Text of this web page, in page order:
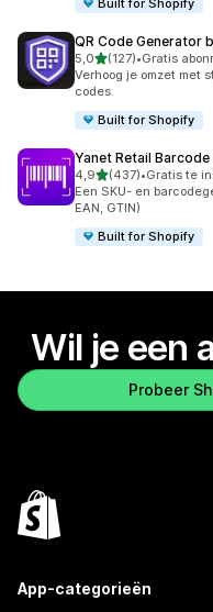
Built for Shopify
QR Code Generator
5,0van 5 sterren
(127)
127 recensies in totaal
•Gratis
Verhoog je omzet met
codes.
Built for Shopify
Yanet Retail Barcode
4,9van 5 sterren
(437)
437 recensies in totaal
•Gratis te
Een SKU- en
EAN, GTIN)
Built for Shopify
Wil je een
Probeer
App-categorieën